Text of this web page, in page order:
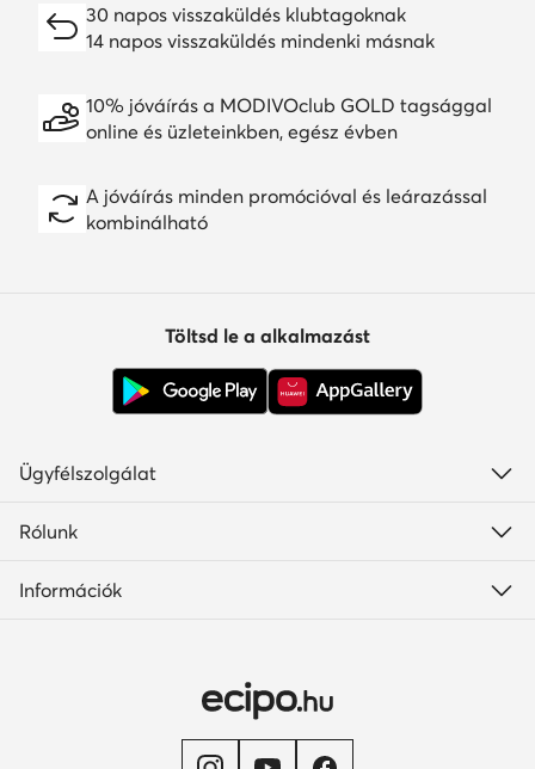
30 napos visszaküldés klubtagoknak
14 napos visszaküldés mindenki másnak
10% jóváírás a MODIVOclub GOLD tagsággal
online és üzleteinkben, egész évben
A jóváírás minden promócióval és leárazással
kombinálható
Töltsd le a alkalmazást
Ügyfélszolgálat
Rólunk
Információk